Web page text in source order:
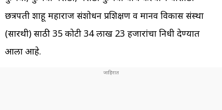
छत्रपती शाहू महाराज संशोधन प्रशिक्षण व मानव विकास संस्था
(सारथी) साठी 35 कोटी 34 लाख 23 हजारांचा निधी देण्यात
आला आहे.